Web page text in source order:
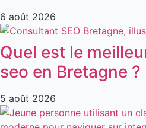
6 août 2026
Quel est le
seo en Bretagne ?
5 août 2026